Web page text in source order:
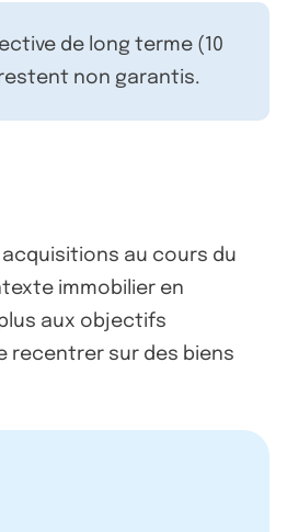
de long terme (10
non garantis.
au cours du
immobilier en
aux objectifs
recentrer sur des biens